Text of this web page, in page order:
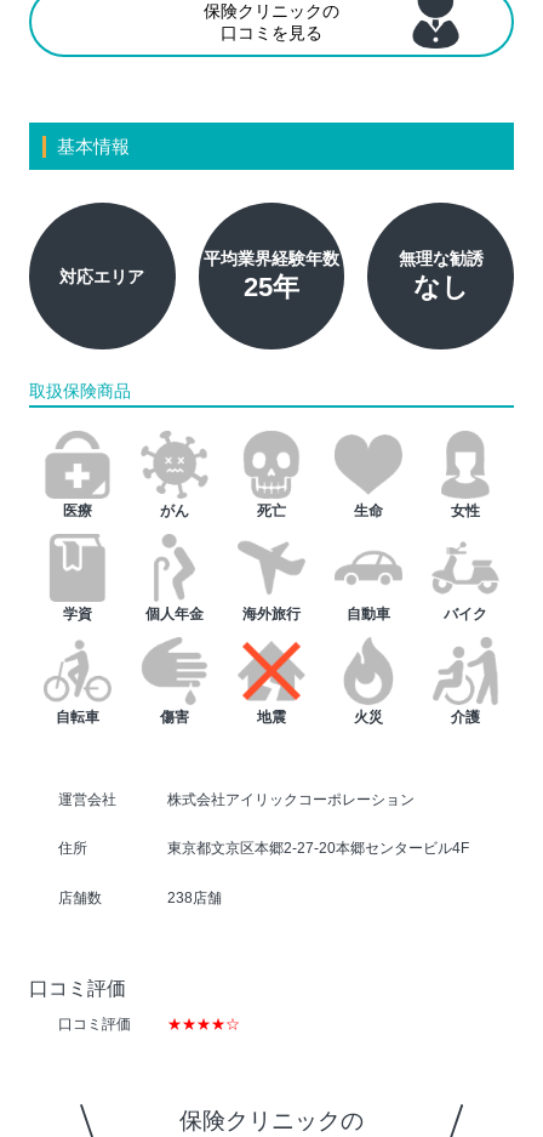
保険クリニックの
口コミを見る
基本情報
対応エリア
平均業界経験年数
25年
無理な勧誘
なし
取扱保険商品
医療 がん 死亡 生命 女性
学資 個人年金 海外旅行 自動車 バイク
自転車 傷害 地震 火災 介護
運営会社 株式会社アイリックコーポレーション
住所 東京都文京区本郷2-27-20本郷センタービル4F
店舗数 238店舗
口コミ評価
口コミ評価 ★★★★☆
保険クリニックの